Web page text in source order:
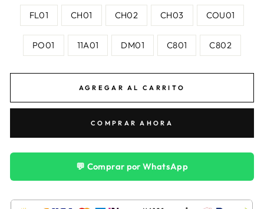
FL01 CH01 CH02 CH03 COU01
PO01 11A01 DM01 C801 C802
AGREGAR AL CARRITO
COMPRAR AHORA
💬 Comprar por WhatsApp